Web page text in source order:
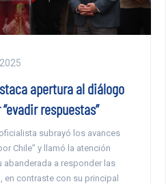
apertura al diálogo
respuestas”
subrayó los avances
Chile” y llamó la atención
a responder las
en contraste con su principal